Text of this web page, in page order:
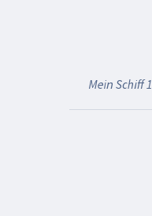
Mein Schiff 1